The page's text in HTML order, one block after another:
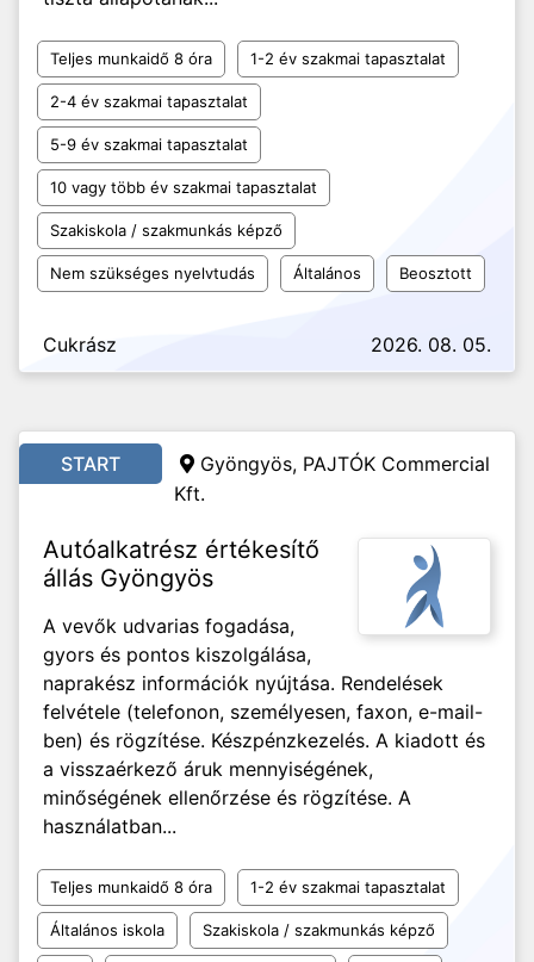
Teljes munkaidő 8 óra 1-2 év szakmai tapasztalat
2-4 év szakmai tapasztalat
5-9 év szakmai tapasztalat
10 vagy több év szakmai tapasztalat
Szakiskola / szakmunkás képző
Nem szükséges nyelvtudás Általános Beosztott
Cukrász 2026. 08. 05.
START
Gyöngyös, PAJTÓK Commercial
Kft.
Autóalkatrész értékesítő
állás Gyöngyös
A vevők udvarias fogadása,
gyors és pontos kiszolgálása,
naprakész információk nyújtása. Rendelések
felvétele (telefonon, személyesen, faxon, e-mail-
ben) és rögzítése. Készpénzkezelés. A kiadott és
a visszaérkező áruk mennyiségének,
minőségének ellenőrzése és rögzítése. A
használatban...
Teljes munkaidő 8 óra 1-2 év szakmai tapasztalat
Általános iskola Szakiskola / szakmunkás képző